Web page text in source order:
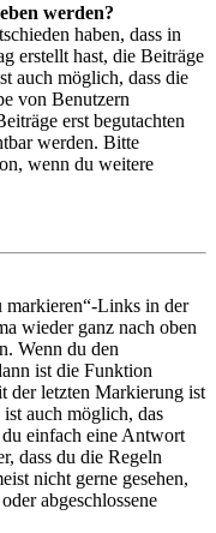
werden?
haben, dass in
erstellt hast, die Beiträge
auch möglich, dass die
von Benutzern
erst begutachten
werden. Bitte
wenn du weitere
markieren“-Links in der
wieder ganz nach oben
Wenn du den
ist die Funktion
der letzten Markierung ist
auch möglich, das
einfach eine Antwort
dass du die Regeln
nicht gerne gesehen,
abgeschlossene